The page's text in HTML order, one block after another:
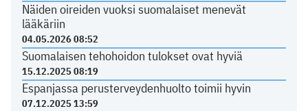
Näiden oireiden vuoksi suomalaiset menevät
lääkäriin
04.05.2026 08:52
Suomalaisen tehohoidon tulokset ovat hyviä
15.12.2025 08:19
Espanjassa perusterveydenhuolto toimii hyvin
07.12.2025 13:59